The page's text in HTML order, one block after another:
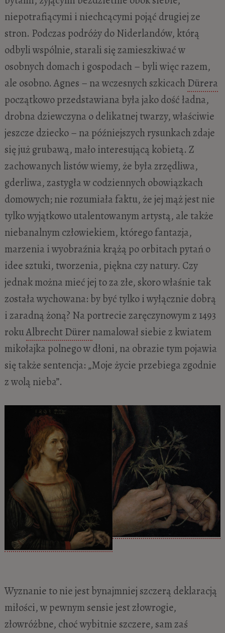
niepotrafiącymi i niechcącymi pojąć drugiej ze
stron. Podczas podróży do Niderlandów, którą
odbyli wspólnie, starali się zamieszkiwać w
osobnych domach i gospodach – byli więc razem,
ale osobno. Agnes – na wczesnych szkicachDürera
początkowo przedstawiana była jako dość ładna,
drobna dziewczyna o delikatnej twarzy, właściwie
jeszcze dziecko – na późniejszych rysunkach zdaje
się już grubawą, mało interesującą kobietą. Z
zachowanych listów wiemy, że była zrzędliwa,
gderliwa, zastygła w codziennych obowiązkach
domowych; nie rozumiała faktu, że jej mąż jest nie
tylko wyjątkowo utalentowanym artystą, ale także
niebanalnym człowiekiem, którego fantazja,
marzenia i wyobraźnia krążą po orbitach pytań o
idee sztuki, tworzenia, piękna czy natury. Czy
jednak można mieć jej to za złe, skoro właśnie tak
została wychowana: by być tylko i wyłącznie dobrą
i zaradną żoną? Na portrecie zaręczynowym z 1493
rokuAlbrecht Dürer namalował siebie z kwiatem
mikołajka polnego w dłoni, na obrazie tym pojawia
się także sentencja: „Moje życie przebiega zgodnie
z wolą nieba”.
Wyznanie to nie jest bynajmniej szczerą deklaracją
miłości, w pewnym sensie jest złowrogie,
złowróżbne, choć wybitnie szczere, sam zaś